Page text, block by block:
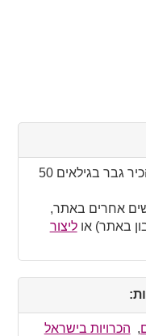
מעיר בת ים, ישראל רוצה להכיר גבר בגילאים 50
אחרים באתר,
באתר) אוליצור
to
collapse
, הכרויות בישראל